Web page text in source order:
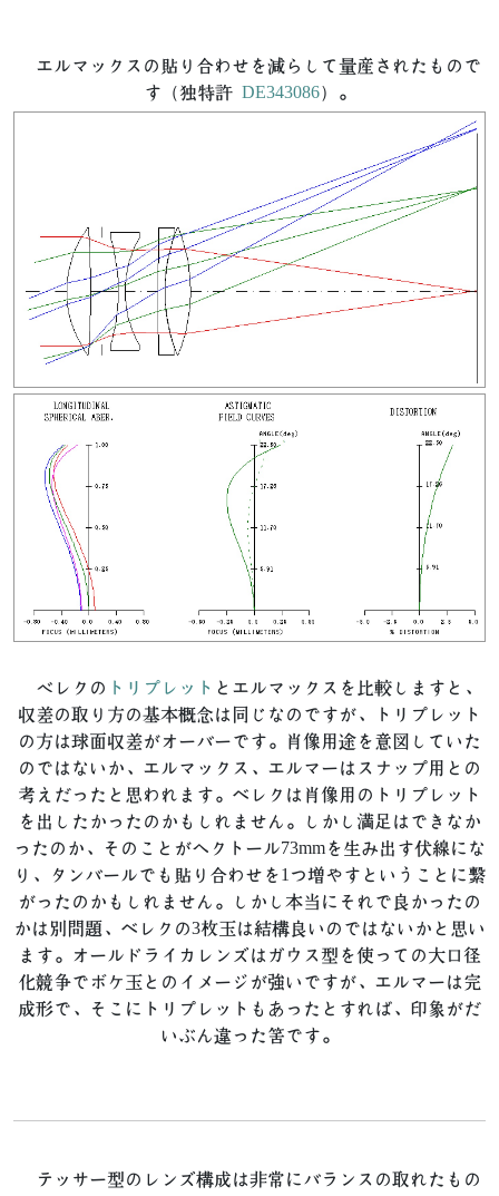
エルマックスの貼り合わせを減らして量産されたもので
す（独特許 DE343086）。
べレクの トリプレット とエルマックスを比較しますと、
収差の取り方の基本概念は同じなのですが、トリプレット
の方は球面収差がオーバーです。肖像用途を意図していた
のではないか、エルマックス、エルマーはスナップ用との
考えだったと思われます。ベレクは肖像用のトリプレット
を出したかったのかもしれません。しかし満足はできなか
ったのか、そのことがヘクトール73mmを生み出す伏線にな
り、タンバールでも貼り合わせを1つ増やすということに繋
がったのかもしれません。しかし本当にそれで良かったの
かは別問題、ベレクの3枚玉は結構良いのではないかと思い
ます。オールドライカレンズはガウス型を使っての大口径
化競争でボケ玉とのイメージが強いですが、エルマーは完
成形で、そこにトリプレットもあったとすれば、印象がだ
いぶん違った筈です。
テッサー型のレンズ構成は非常にバランスの取れたもの